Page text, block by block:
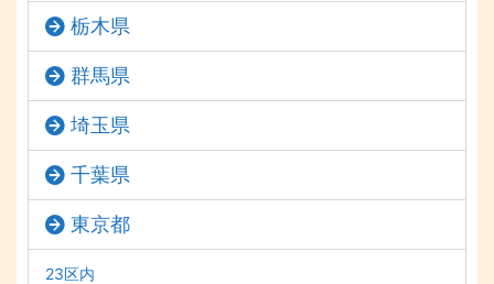
栃木県
群馬県
埼玉県
千葉県
東京都
23区内